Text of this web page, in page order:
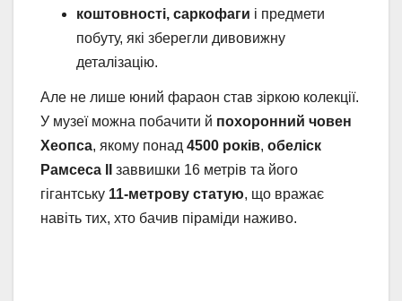
коштовності, саркофаги і предмети
побуту, які зберегли дивовижну
деталізацію.
Але не лише юний фараон став зіркою колекції.
У музеї можна побачити й похоронний човен
Хеопса, якому понад 4500 років, обеліск
Рамсеса II
заввишки 16 метрів та його
гігантську 11-метрову статую, що вражає
навіть тих, хто бачив піраміди наживо.